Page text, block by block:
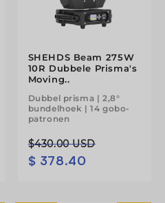
SHEHDS Beam 275W
10R Dubbele Prisma's
Moving..
Dubbel prisma | 2,8°
bundelhoek | 14 gobo-
patronen
Normale
prijs
$430.00 USD
Aanbiedingsprijs
$ 378.40